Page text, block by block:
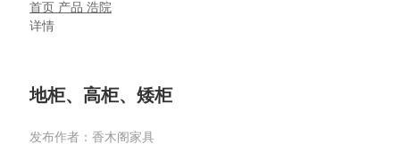
首页 产品 浩院
详情
地柜、高柜、矮柜
发布作者：香木阁家具